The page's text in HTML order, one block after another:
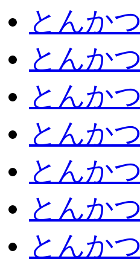
とんか
とんか
とんか
とんか
とんか
とんか
とんか